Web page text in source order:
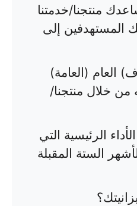
منتجنا/خدمتنا
المستهدفين إلى
العام (العامة)
من خلال منتجنا/
الرئيسية التي
الستة المقبلة